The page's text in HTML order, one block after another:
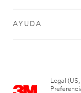
AYUDA
Legal